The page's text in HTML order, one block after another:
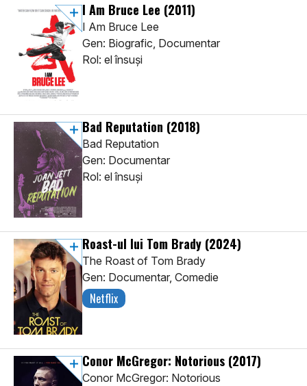
I Am Bruce Lee (2011)
I Am Bruce Lee
Gen: Biografic, Documentar
Rol: el însuşi
Bad Reputation (2018)
Bad Reputation
Gen: Documentar
Rol: el însuşi
Roast-ul lui Tom Brady (2024)
The Roast of Tom Brady
Gen: Documentar, Comedie
Netflix
Conor McGregor: Notorious (2017)
Conor McGregor: Notorious